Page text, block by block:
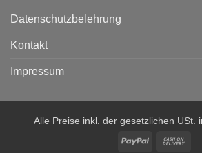
Datenschutzbelehrung
Kontakt
Impressum
Alle Preise inkl. der gesetzlichen USt.
PayPal